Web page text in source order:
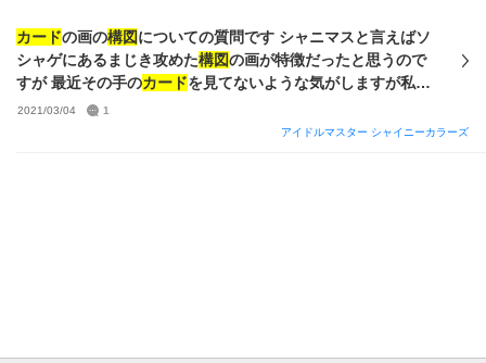
カードの画の構図についての質問です シャニマスと言えばソ
シャゲにあるまじき攻めた構図の画が特徴だったと思うので
すが 最近その手のカードを見てないような気がしますが私が
でその手のものがあれば教えていただきたいです
2021/03/04
1
アイドルマスター シャイニーカラーズ